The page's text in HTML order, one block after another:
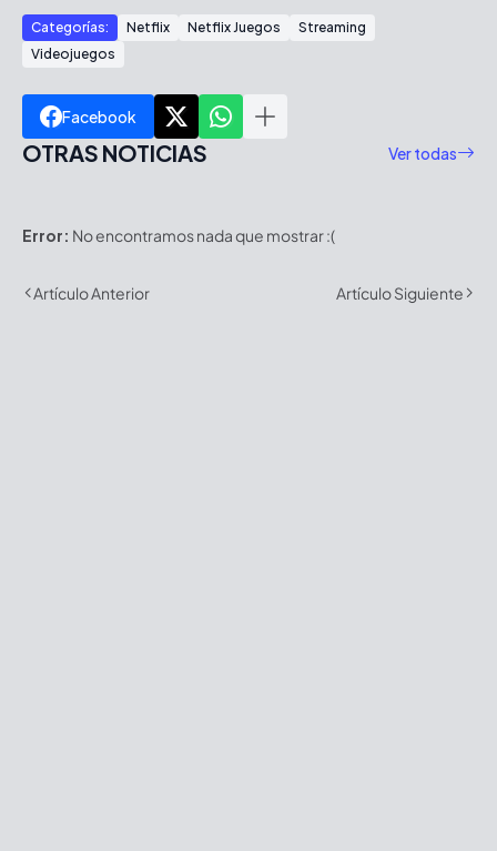
Categorías: Netflix Netflix Juegos
Streaming
Videojuegos
Facebook
OTRAS NOTICIAS Ver todas
Error: No encontramos nada que mostrar :(
Artículo Anterior Artículo Siguiente